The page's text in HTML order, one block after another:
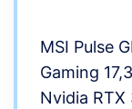
MSI Pulse
Gaming
Nvidia RTX